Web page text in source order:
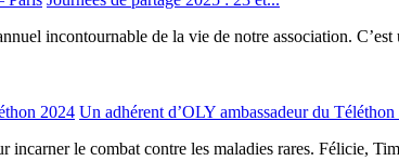
incontournable de la vie de notre association.
Un adhérent d’OLY ambassadeur du
incarner le combat contre les maladies rares. Félicie,